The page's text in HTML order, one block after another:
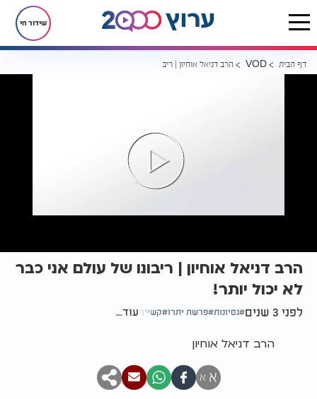
שידור חי
דף הבית VOD הרב דניאל אוחיון | ריבונו של עולם אני כבר לא יכול יותר!
הרב דניאל אוחיון | ריבונו של עולם אני כבר
לא יכול יותר!
לפני 3 שנים נסיונות פרשת יתרו קשיים עוד...
הרב דניאל אוחיון
א א